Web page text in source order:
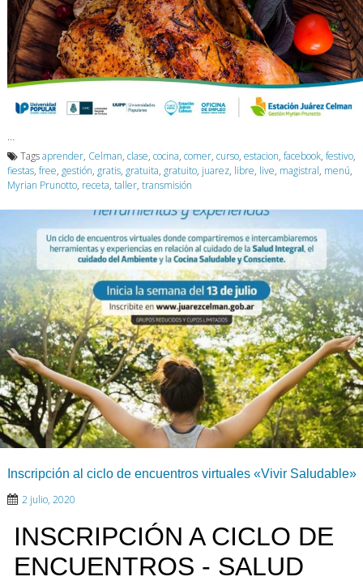
…
Tagsaprender, Celman, clase, cocina, comer, curso, estacion, facebook, festivo,
fiestas, free, gestión, gratis, gratuita, gratuito, juarez, libre, live, magistral, menú,
Myrian Prunotto, receta, taller, transmisión
Inscripción al ciclo de encuentros virtuales «Vivir Saludable»
2 julio, 2020